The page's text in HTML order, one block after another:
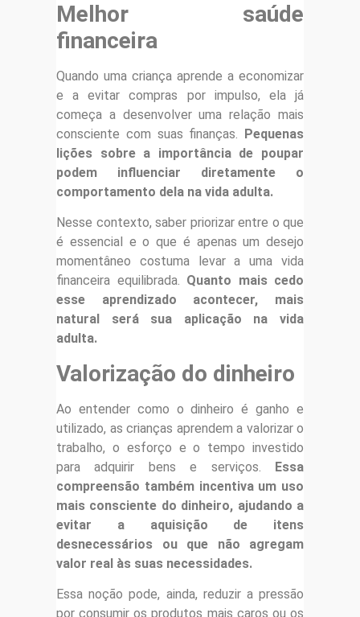
Melhor saúde
financeira
Quando uma criança aprende a economizar
e a evitar compras por impulso, ela já
começa a desenvolver uma relação mais
consciente com suas finanças. Pequenas
lições sobre a importância de poupar
podem influenciar diretamente o
comportamento dela na vida adulta.
Nesse contexto, saber priorizar entre o que
é essencial e o que é apenas um desejo
momentâneo costuma levar a uma vida
financeira equilibrada. Quanto mais cedo
esse aprendizado acontecer, mais
natural será sua aplicação na vida
adulta.
Valorização do dinheiro
Ao entender como o dinheiro é ganho e
utilizado, as crianças aprendem a valorizar o
trabalho, o esforço e o tempo investido
para adquirir bens e serviços. Essa
compreensão também incentiva um uso
mais consciente do dinheiro, ajudando a
evitar a aquisição de itens
desnecessários ou que não agregam
valor real às suas necessidades.
Essa noção pode, ainda, reduzir a pressão
por consumir os produtos mais caros ou os